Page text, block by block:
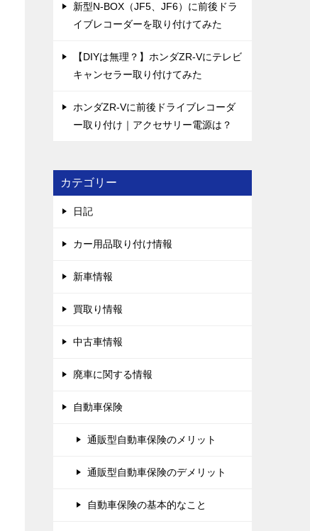
新型N-BOX（JF5、JF6）に前後ドラ
イブレコーダーを取り付けてみた
【DIYは無理？】ホンダZR-Vにテレビ
キャンセラー取り付けてみた
ホンダZR-Vに前後ドライブレコーダ
ー取り付け｜アクセサリー電源は？
カテゴリー
日記
カー用品取り付け情報
新車情報
買取り情報
中古車情報
廃車に関する情報
自動車保険
通販型自動車保険のメリット
通販型自動車保険のデメリット
自動車保険の基本的なこと